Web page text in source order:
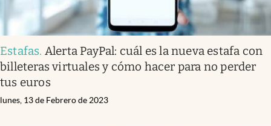
Estafas. Alerta PayPal: cuál es la nueva estafa con
billeteras virtuales y cómo hacer para no perder
tus euros
lunes, 13 de Febrero de 2023